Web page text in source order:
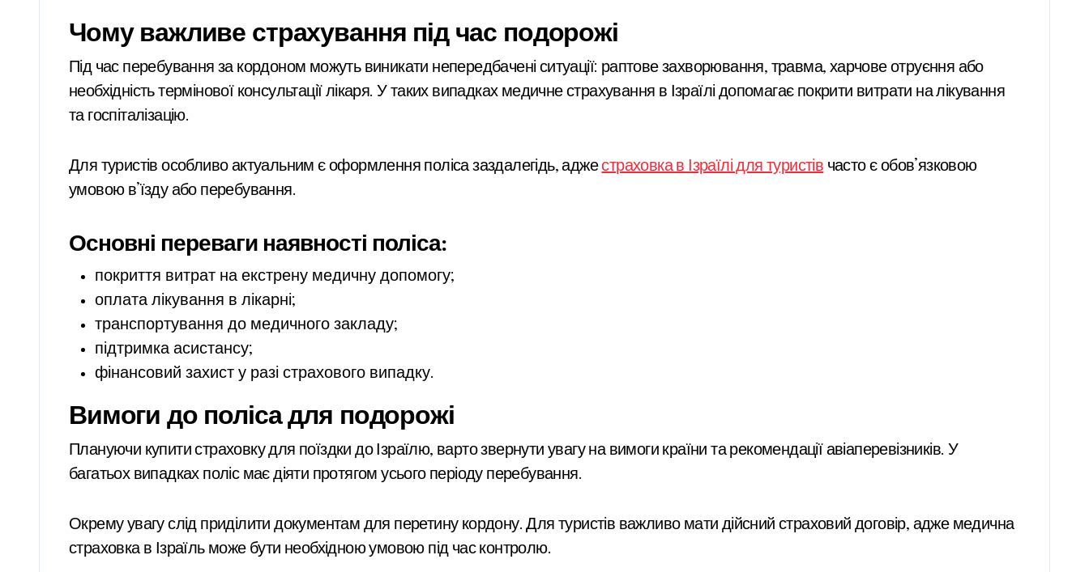
Чому важливе страхування під час подорожі
Під час перебування за кордоном можуть виникати непередбачені ситуації: раптове захворювання, травма, харчове отруєння або
необхідність термінової консультації лікаря. У таких випадках медичне страхування в Ізраїлі допомагає покрити витрати на лікування
та госпіталізацію.
Для туристів особливо актуальним є оформлення поліса заздалегідь, аджестраховка в Ізраїлі для туристів часто є обов’язковою
умовою в’їзду або перебування.
Основні переваги наявності поліса:
покриття витрат на екстрену медичну допомогу;
оплата лікування в лікарні;
транспортування до медичного закладу;
підтримка асистансу;
фінансовий захист у разі страхового випадку.
Вимоги до поліса для подорожі
Плануючи купити страховку для поїздки до Ізраїлю, варто звернути увагу на вимоги країни та рекомендації авіаперевізників. У
багатьох випадках поліс має діяти протягом усього періоду перебування.
Окрему увагу слід приділити документам для перетину кордону. Для туристів важливо мати дійсний страховий договір, адже медична
страховка в Ізраїль може бути необхідною умовою під час контролю.